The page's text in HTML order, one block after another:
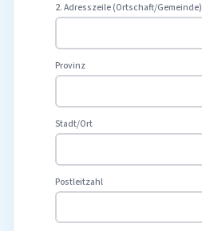
2. Adresszeile (Ortschaft/Gemeinde)
Provinz
Stadt/Ort
Postleitzahl